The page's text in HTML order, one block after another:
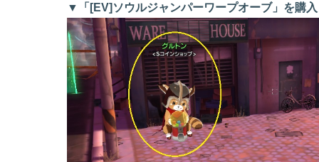
▼「[EV]ソウルジャンパーワープオーブ」を購